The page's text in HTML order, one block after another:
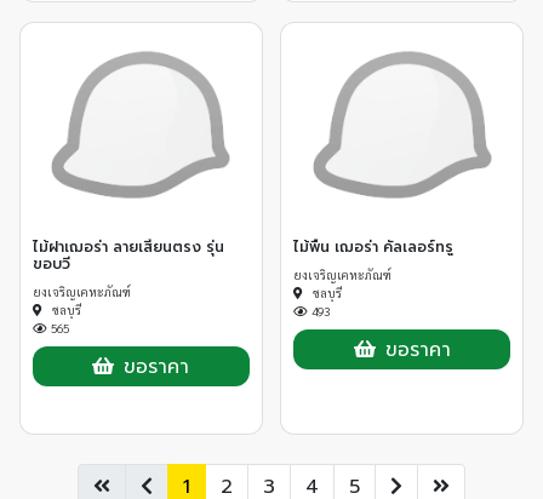
ไม้ฝาเฌอร่า ลายเสี้ยนตรง รุ่น
ขอบวี
ยงเจริญเคหะภัณฑ์
ชลบุรี
565
ขอราคา
ไม้พื้น เฌอร่า คัลเลอร์ทรู
ยงเจริญเคหะภัณฑ์
ชลบุรี
493
ขอราคา
1 2 3 4 5